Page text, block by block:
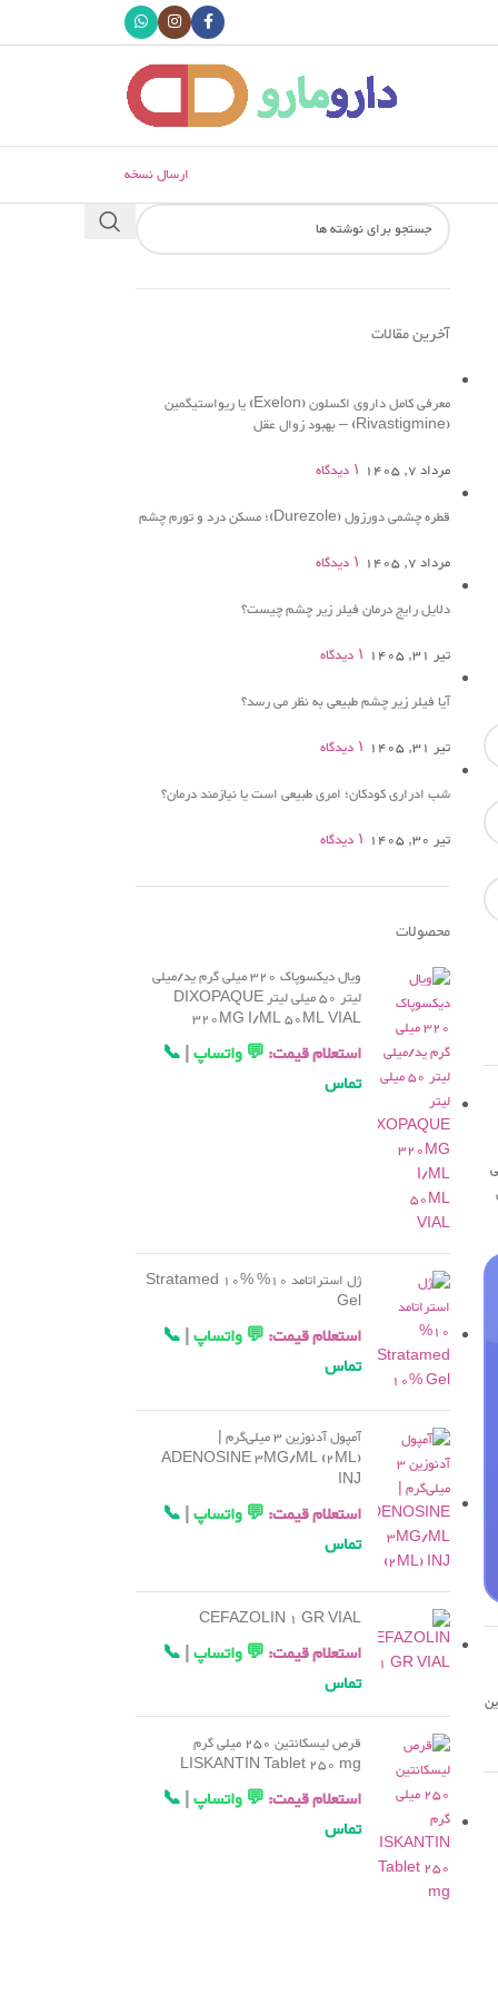
ارسال نسخه
آخرین مقالات
معرفی کامل داروی اکسلون (Exelon) یا ریواستیگمین
(Rivastigmine) – بهبود زوال عقل
مرداد 7, 1405
۱ دیدگاه
قطره چشمی دورزول (Durezole)؛ مسکن درد و تورم چشم
مرداد 7, 1405
۱ دیدگاه
دلایل رایج درمان فیلر زیر چشم چیست؟
تیر 31, 1405
۱ دیدگاه
آیا فیلر زیر چشم طبیعی به نظر می رسد؟
تیر 31, 1405
۱ دیدگاه
شب ادراری کودکان؛ امری طبیعی است یا نیازمند درمان؟
تیر 30, 1405
۱ دیدگاه
محصولات
ویال دیکسوپاک 320 میلی گرم ید/میلی
لیتر 50 میلی لیتر DIXOPAQUE
320MG I/ML 50ML VIAL
استعلام قیمت:💬 واتساپ|
📞
تماس
ژل استراتامد 10% Stratamed 10%
Gel
استعلام قیمت:💬 واتساپ|
📞
تماس
آمپول آدنوزین 3 میلی‌گرم |
ADENOSINE 3MG/ML (2ML)
INJ
استعلام قیمت:💬 واتساپ|
📞
تماس
CEFAZOLIN 1 GR VIAL
استعلام قیمت:💬 واتساپ|
📞
تماس
قرص لیسکانتین 250 میلی گرم
LISKANTIN Tablet 250 mg
استعلام قیمت:💬 واتساپ|
📞
تماس